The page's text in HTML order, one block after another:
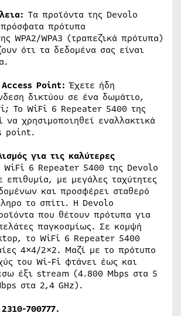
Τα προϊόντα της Devolo
πρότυπα
WPA2/WPA3 (τραπεζικά πρότυπα)
ότι τα δεδομένα σας είναι
Point:Έχετε ήδη
δικτύου σε ένα δωμάτιο,
Το WiFi 6 Repeater 5400 της
να χρησιμοποιηθεί εναλλακτικά
point.
για τις καλύτερες
WiFi 6 Repeater 5400 της Devolo
επιθυμία, με μεγάλες ταχύτητες
και προσφέρει σταθερό
το σπίτι. Η Devolo
που θέτουν πρότυπα για
παγκοσμίως. Σε κομψή
το WiFi 6 Repeater 5400
4×4/2×2. Μαζί με το πρότυπο
του Wi-Fi φτάνει έως και
έξι stream (4.800 Mbps στα 5
στα 2,4 GHz).
700777.